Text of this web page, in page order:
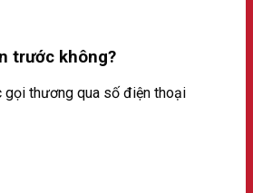
trước không?
gọi thương qua số điện thoại